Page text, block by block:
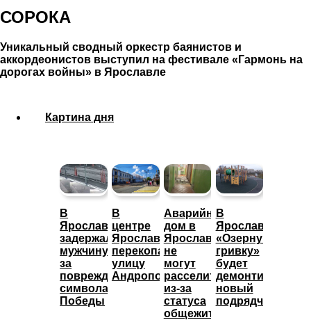
СОРОКА
Уникальный сводный оркестр баянистов и
аккордеонистов выступил на фестивале «Гармонь на
дорогах войны» в Ярославле
Картина дня
В
Ярославле
задержали
мужчину
за
повреждение
символа
Победы
В
центре
Ярославля
перекопали
улицу
Андропова
Аварийный
дом в
Ярославле
не
могут
расселить
из-за
статуса
общежития
В
Ярославле
«Озерную
гривку»
будет
демонтировать
новый
подрядчик